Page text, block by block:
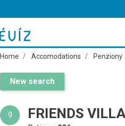
Home Accomodations Penziony
New search
9 FRIENDS